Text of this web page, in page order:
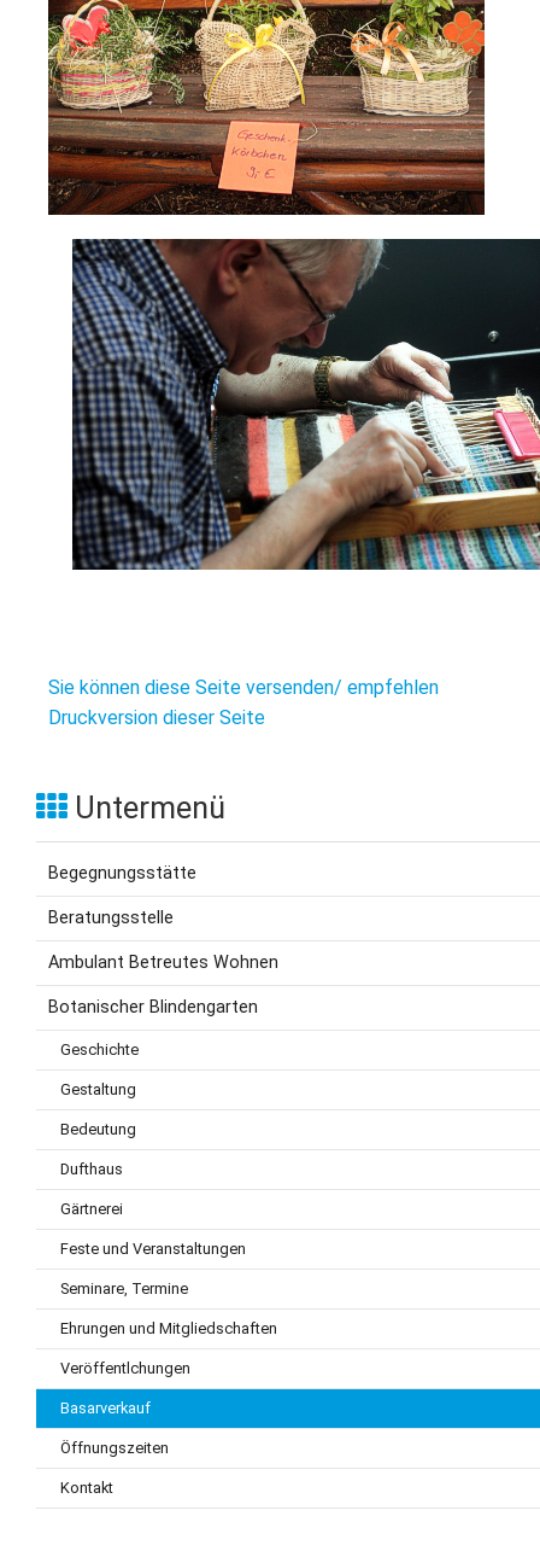
Sie können diese Seite versenden/ empfehlen
Druckversion dieser Seite
Untermenü
Begegnungsstätte
Beratungsstelle
Ambulant Betreutes Wohnen
Botanischer Blindengarten
Geschichte
Gestaltung
Bedeutung
Dufthaus
Gärtnerei
Feste und Veranstaltungen
Seminare, Termine
Ehrungen und Mitgliedschaften
Veröffentlchungen
Basarverkauf
Öffnungszeiten
Kontakt